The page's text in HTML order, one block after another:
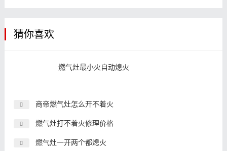
猜你喜欢
燃气灶最小火自动熄火
商帝燃气灶怎么开不着火
燃气灶打不着火修理价格
燃气灶一开两个都熄火